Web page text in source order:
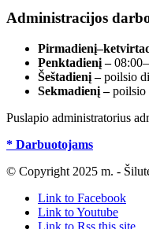
Administracijos
Penktadienį –
Šeštadienį –poilsio
Sekmadienį –poilsio
Puslapio administratorius
* Darbuotojams
© Copyright 2025 m. -
Link to Facebook
Link to Youtube
Link to Rss this site